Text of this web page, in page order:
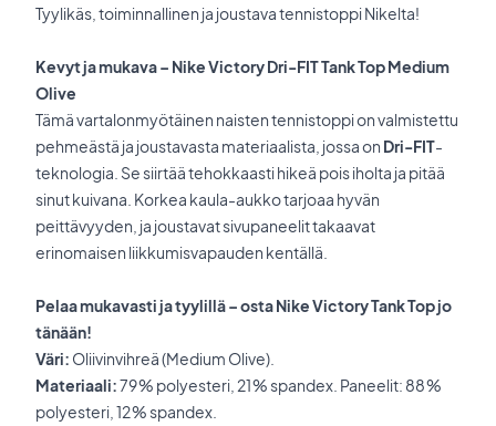
Tyylikäs, toiminnallinen ja joustava tennistoppi Nikelta!
Kevyt ja mukava – Nike Victory Dri-FIT Tank Top Medium
Olive
Tämä vartalonmyötäinen naisten tennistoppi on valmistettu
pehmeästä ja joustavasta materiaalista, jossa on Dri-FIT-
teknologia. Se siirtää tehokkaasti hikeä pois iholta ja pitää
sinut kuivana. Korkea kaula-aukko tarjoaa hyvän
peittävyyden, ja joustavat sivupaneelit takaavat
erinomaisen liikkumisvapauden kentällä.
Pelaa mukavasti ja tyylillä – osta Nike Victory Tank Top jo
tänään!
Väri: Oliivinvihreä (Medium Olive).
Materiaali:79 % polyesteri, 21 % spandex. Paneelit: 88 %
polyesteri, 12 % spandex.